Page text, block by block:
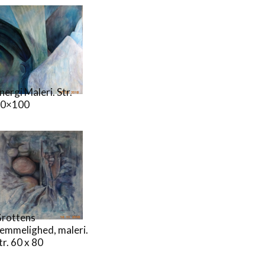
Maleri. Str.
maleri.
60 x 80